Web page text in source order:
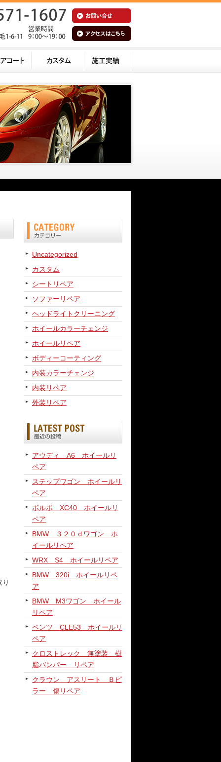
Uncategorized
カスタム
シートリペア
ソファーリペア
ヘッドライトクリーニング
ホイールカラーチェンジ
ホイールリペア
ボディーコーティング
内装カラーチェンジ
内装リペア
外装リペア
アウディ A6 ホイールリ
ペア
ステップワゴン ホイールリ
ペア
ボルボ XC40 ホイールリ
ペア
BMW ３２０ｄワゴン ホ
イールリペア
WRX S4 ホイールリペア
BMW 320i ホイールリペ
ア
BMW M3ワゴン ホイール
リペア
ベンツ CLE53 ホイールリ
ペア
クロストレック 無塗装 樹
脂バンパー リペア
クラウン アスリート Ｂピ
ラー 傷リペア